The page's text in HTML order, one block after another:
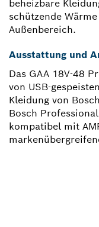
beheizbare
schützende
Außenbereich.
Ausstattung und
Das GAA 18V-48
von USB-
Kleidung von
Bosch
kompatibel mit